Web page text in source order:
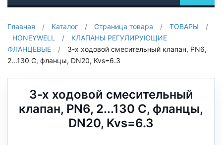
Главная / Каталог / Страница товара / ТОВАРЫ
/
HONEYWELL
/
КЛАПАНЫ РЕГУЛИРУЮЩИЕ
ФЛАНЦЕВЫЕ
/
3-х ходовой смесительный клапан, PN6,
2...130 С, фланцы, DN20, Kvs=6.3
3-х ходовой смесительный
клапан, PN6, 2...130 С, фланцы,
DN20, Kvs=6.3